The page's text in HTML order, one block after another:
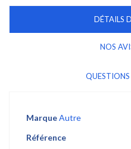
DÉTAILS
NOS
QUESTIONS
MarqueAutre
Référence